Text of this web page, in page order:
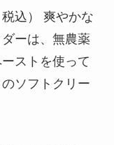
込） 爽やかな
ーは、無農薬
ストを使って
ソフトクリー